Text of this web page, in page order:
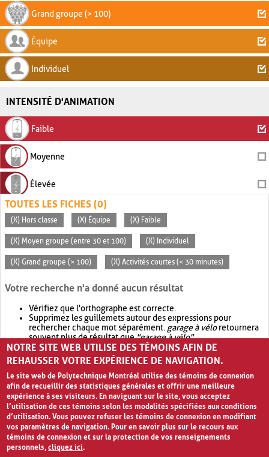
Grand groupe (> 100)
Équipe
Individuel
INTENSITÉ D'ANIMATION
Faible
Moyenne
Élevée
TOUTES LES FICHES (0)
(X) Hors classe (X) Équipe (X) Faible
(X) Moyen groupe (entre 30 et 100) (X) Individuel
(X) Grand groupe (> 100) (X) Activités courtes (< 30 minutes)
Votre recherche n'a donné aucun résultat
Vérifiez que l'orthographe est correcte.
Supprimez les guillemets autour des expressions pour
rechercher chaque mot séparément. garage à véloretournera
souvent plus de résultat que"garage à vélo".
Envisagez d'élargir votre recherche avec OR.garage OR vélo
retournera souvent plus de résultat quegarage à vélo
NOTRE SITE WEB UTILISE DES TÉMOINS AFIN DE
REHAUSSER VOTRE EXPÉRIENCE DE NAVIGATION.
Le site web de Polytechnique Montréal utilise des témoins de connexion
afin de recueillir des statistiques générales et offrir une meilleure
expérience à ses visiteurs. En naviguant sur le site, vous acceptez
l’utilisation de ces témoins selon les modalités spécifiées aux conditions
d’utilisation. Vous pouvez refuser les témoins de connexion en modifiant
vos paramètres de navigation. Pour en savoir plus sur le recours aux
témoins de connexion et sur la protection de vos renseignements
personnels,cliquez ici.